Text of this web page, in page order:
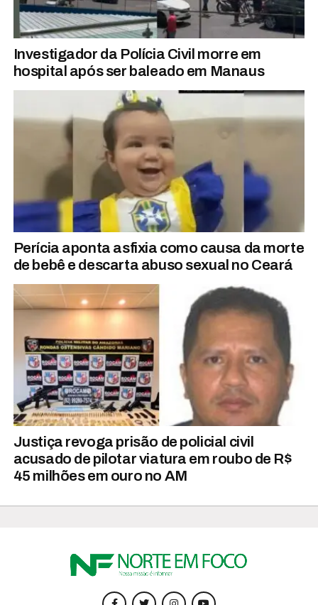
Investigador da Polícia Civil morre em
hospital após ser baleado em Manaus
Perícia aponta asfixia como causa da morte
de bebê e descarta abuso sexual no Ceará
Justiça revoga prisão de policial civil
acusado de pilotar viatura em roubo de R$
45 milhões em ouro no AM